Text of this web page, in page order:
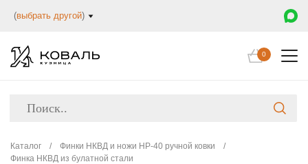
(выбрать другой)
0
Каталог / Финки НКВД и ножи НР-40 ручной ковки
/
Финка НКВД из булатной стали